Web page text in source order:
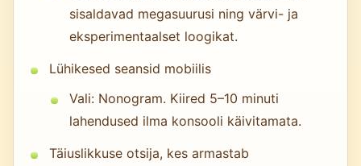
sisaldavad megasuurusi ning värvi- ja
eksperimentaalset loogikat.
Lühikesed seansid mobiilis
Vali: Nonogram. Kiired 5–10 minuti
lahendused ilma konsooli käivitamata.
Täiuslikkuse otsija, kes armastab